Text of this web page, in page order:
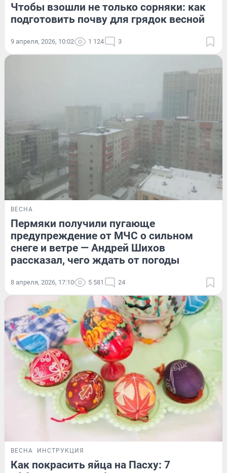
Чтобы взошли не только сорняки: как
подготовить почву для грядок весной
9 апреля, 2026, 10:02 1 124 3
ВЕСНА
Пермяки получили пугающе
предупреждение от МЧС о сильном
снеге и ветре — Андрей Шихов
рассказал, чего ждать от погоды
8 апреля, 2026, 17:10 5 581 24
ВЕСНА ИНСТРУКЦИЯ
Как покрасить яйца на Пасху: 7